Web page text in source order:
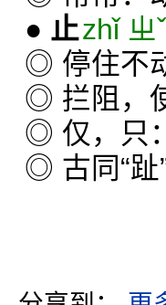
● 止zhǐ ㄓˇ
◎ 停住不
◎ 拦阻，
◎ 仅，只
◎ 古同“趾